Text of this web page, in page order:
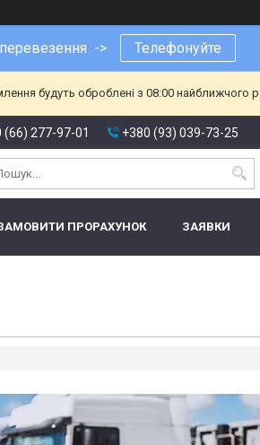
-> Телефонуйте
будуть оброблені з 08:00 найближчого
(66) 277-97-01 +380 (93) 039-73-25
ПРОРАХУНОК ЗАЯВКИ